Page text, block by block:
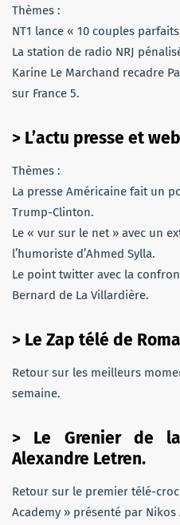
Thèmes :
NT1 lance « 10 couples
La station de radio NRJ
Karine Le Marchand recadre
sur France 5.
> L’actu presse et
Thèmes :
La presse Américaine fait un
Trump-Clinton.
Le « vur sur le net » avec un
l’humoriste d’Ahmed Sylla.
Le point twitter avec la
Bernard de La Villardière.
> Le Zap télé de
Retour sur les meilleurs
semaine.
> Le Grenier de
Alexandre Letren.
Retour sur le premier télé-
Academy » présenté par Nikos